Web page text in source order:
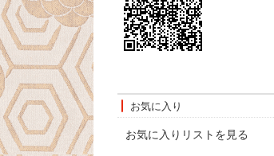
お気に入り
お気に入りリストを見る